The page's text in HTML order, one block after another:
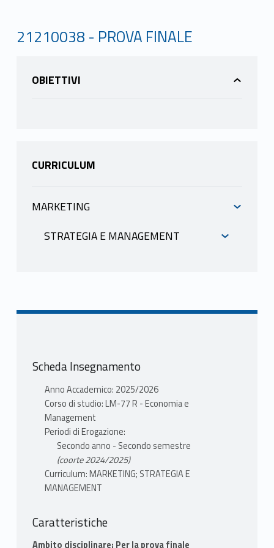
21210038 - PROVA FINALE
OBIETTIVI
CURRICULUM
MARKETING
INFORMAZIONI
STRATEGIA E MANAGEMENT
Scheda Insegnamento
Anno Accademico: 2025/2026
Corso di studio: LM-77 R - Economia e
Management
Periodi di Erogazione:
Secondo anno - Secondo semestre
(coorte 2024/2025)
Curriculum: MARKETING; STRATEGIA E
MANAGEMENT
Caratteristiche
Ambito disciplinare: Per la prova finale